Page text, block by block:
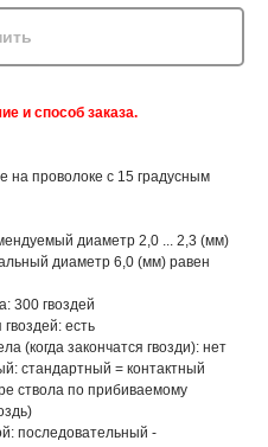
и способ заказа.
на проволоке с 15 градусным
диаметр 2,0 ... 2,3 (мм)
диаметр 6,0 (мм) равен
300 гвоздей
есть
(когда закончатся гвозди): нет
стандартный = контактный
ствола по прибиваемому
последовательный -